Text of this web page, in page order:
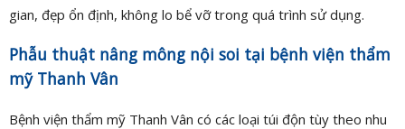
gian, đẹp ổn định, không lo bể vỡ trong quá trình sử dụng.
Phẫu thuật nâng mông nội soi tại bệnh viện thẩm
mỹ Thanh Vân
Bệnh viện thẩm mỹ Thanh Vân có các loại túi độn tùy theo nhu